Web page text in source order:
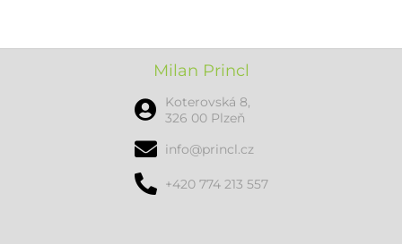
Milan Princl
Koterovská 8,
326 00 Plzeň
info@princl.cz
+420 774 213 557